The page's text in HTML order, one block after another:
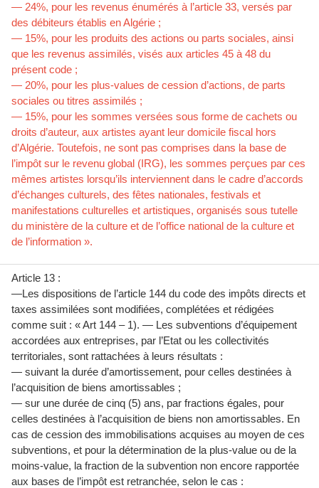
— 24%, pour les revenus énumérés à l’article 33, versés par
des débiteurs établis en Algérie ;
— 15%, pour les produits des actions ou parts sociales, ainsi
que les revenus assimilés, visés aux articles 45 à 48 du
présent code ;
— 20%, pour les plus-values de cession d’actions, de parts
sociales ou titres assimilés ;
— 15%, pour les sommes versées sous forme de cachets ou
droits d’auteur, aux artistes ayant leur domicile fiscal hors
d’Algérie. Toutefois, ne sont pas comprises dans la base de
l’impôt sur le revenu global (IRG), les sommes perçues par ces
mêmes artistes lorsqu’ils interviennent dans le cadre d’accords
d’échanges culturels, des fêtes nationales, festivals et
manifestations culturelles et artistiques, organisés sous tutelle
du ministère de la culture et de l’office national de la culture et
de l’information ».
Article 13 :
—Les dispositions de l’article 144 du code des impôts directs et
taxes assimilées sont modifiées, complétées et rédigées
comme suit : « Art 144 – 1). — Les subventions d’équipement
accordées aux entreprises, par l’Etat ou les collectivités
territoriales, sont rattachées à leurs résultats :
— suivant la durée d’amortissement, pour celles destinées à
l’acquisition de biens amortissables ;
— sur une durée de cinq (5) ans, par fractions égales, pour
celles destinées à l’acquisition de biens non amortissables. En
cas de cession des immobilisations acquises au moyen de ces
subventions, et pour la détermination de la plus-value ou de la
moins-value, la fraction de la subvention non encore rapportée
aux bases de l’impôt est retranchée, selon le cas :